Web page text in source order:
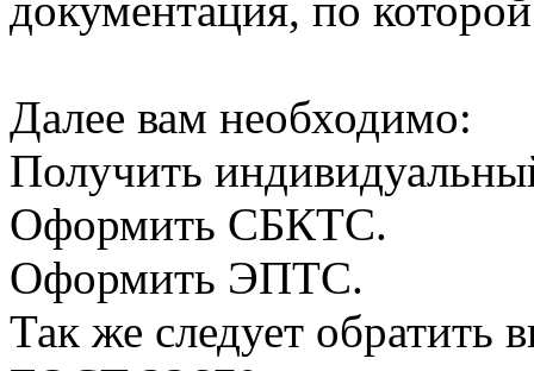
документация, по
Далее вам необходимо:
Получить
Оформить СБКТС.
Оформить ЭПТС.
Так же следует обратить